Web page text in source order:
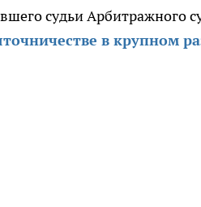
судьи Арбитражного
в крупном